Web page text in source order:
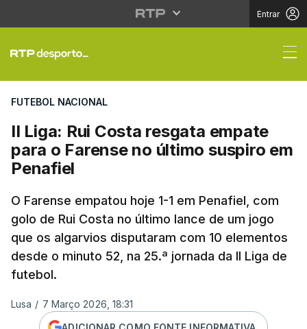
Entrar
II Liga: Rui Costa
FUTEBOL NACIONAL
II Liga: Rui Costa resgata empate
para o Farense no último suspiro em
Penafiel
O Farense empatou hoje 1-1 em Penafiel, com
golo de Rui Costa no último lance de um jogo
que os algarvios disputaram com 10 elementos
desde o minuto 52, na 25.ª jornada da II Liga de
futebol.
Lusa / 7 Março 2026, 18:31